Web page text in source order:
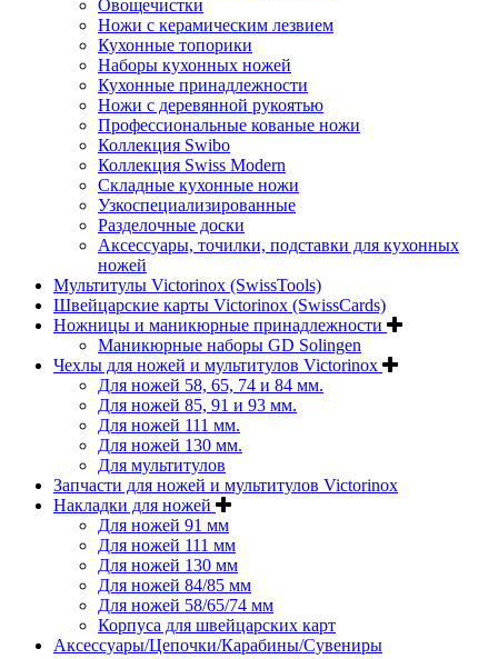
Овощечистки
Ножи с керамическим лезвием
Кухонные топорики
Наборы кухонных ножей
Кухонные принадлежности
Ножи с деревянной рукоятью
Профессиональные кованые ножи
Коллекция Swibo
Коллекция Swiss Modern
Складные кухонные ножи
Узкоспециализированные
Разделочные доски
Аксессуары, точилки, подставки для кухонных
ножей
Мультитулы Victorinox (SwissTools)
Швейцарские карты Victorinox (SwissCards)
Ножницы и маникюрные принадлежности
Маникюрные наборы GD Solingen
Чехлы для ножей и мультитулов Victorinox
Для ножей 58, 65, 74 и 84 мм.
Для ножей 85, 91 и 93 мм.
Для ножей 111 мм.
Для ножей 130 мм.
Для мультитулов
Запчасти для ножей и мультитулов Victorinox
Накладки для ножей
Для ножей 91 мм
Для ножей 111 мм
Для ножей 130 мм
Для ножей 84/85 мм
Для ножей 58/65/74 мм
Корпуса для швейцарских карт
Аксессуары/Цепочки/Карабины/Сувениры